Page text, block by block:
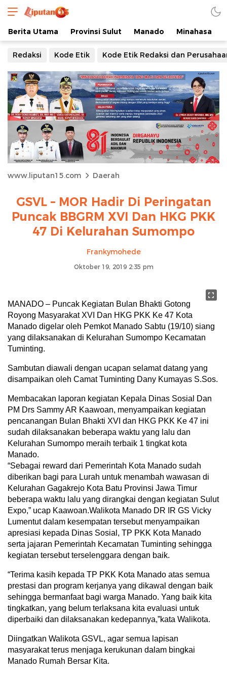
Berita Utama Provinsi Sulut Manado Minahasa
Redaksi Kode Etik Kode Etik Redaksi dan
www.liputan15.com Daerah
GSVL – MOR Hadir Di Peringatan
Puncak BBGRM XVI Dan HKG PKK
47 Di Kelurahan Sumompo
Frankymohede
Oktober 19, 2019 2:35 pm
MANADO – Puncak Kegiatan Bulan Bhakti Gotong
Royong Masyarakat XVI Dan HKG PKK Ke 47 Kota
Manado digelar oleh Pemkot Manado Sabtu (19/10) siang
yang dilaksanakan di Kelurahan Sumompo Kecamatan
Tuminting.
Sambutan diawali dengan ucapan selamat datang yang
disampaikan oleh Camat Tuminting Dany Kumayas S.Sos.
Membacakan laporan kegiatan Kepala Dinas Sosial Dan
PM Drs Sammy AR Kaawoan, menyampaikan kegiatan
pencanangan Bulan Bhakti XVI dan HKG PKK Ke 47 ini
sudah dilaksanakan beberapa waktu yang lalu dan
Kelurahan Sumompo meraih terbaik 1 tingkat kota
Manado.
“Sebagai reward dari Pemerintah Kota Manado sudah
diberikan bagi para Lurah untuk menambah wawasan di
Kelurahan Gagakrejo Kota Batu Provinsi Jawa Timur
beberapa waktu lalu yang dirangkai dengan kegiatan Sulut
Expo,” ucap Kaawoan.Walikota Manado DR IR GS Vicky
Lumentut dalam kesempatan tersebut menyampaikan
apresiasi kepada Dinas Sosial, TP PKK Kota Manado
serta jajaran Pemerintah Kecamatan Tuminting sehingga
kegiatan tersebut terselenggara dengan baik.
“Terima kasih kepada TP PKK Kota Manado atas semua
prestasi dan program kerjanya yang dikawal dengan baik
sehingga bermanfaat bagi warga Manado. Yang baik kita
tingkatkan, yang belum terlaksana kita evaluasi untuk
diperbaiki dan dilaksanakan kedepannya,”kata Walikota.
Diingatkan Walikota GSVL, agar semua lapisan
masyarakat terus menjaga kerukunan dalam bingkai
Manado Rumah Bersar Kita.